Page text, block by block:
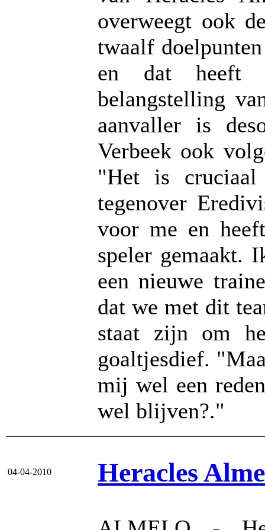
overweegt ook
twaalf
en dat heeft
belangstelling
aanvaller is
Verbeek ook
"Het is
tegenover
voor me en
speler gemaakt.
een nieuwe
dat we met dit
staat zijn om
goaltjesdief.
mij wel een
wel blijven?."
04-04-2010 Heracles